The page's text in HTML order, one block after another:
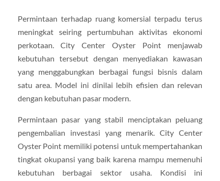
Permintaan terhadap ruang komersial terpadu terus
meningkat seiring pertumbuhan aktivitas ekonomi
perkotaan. City Center Oyster Point menjawab
kebutuhan tersebut dengan menyediakan kawasan
yang menggabungkan berbagai fungsi bisnis dalam
satu area. Model ini dinilai lebih efisien dan relevan
dengan kebutuhan pasar modern.
Permintaan pasar yang stabil menciptakan peluang
pengembalian investasi yang menarik. City Center
Oyster Point memiliki potensi untuk mempertahankan
tingkat okupansi yang baik karena mampu memenuhi
kebutuhan berbagai sektor usaha. Kondisi ini